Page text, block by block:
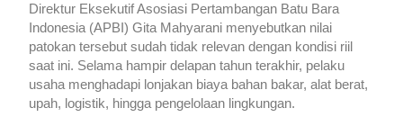
Direktur Eksekutif Asosiasi Pertambangan Batu Bara
Indonesia (APBI) Gita Mahyarani menyebutkan nilai
patokan tersebut sudah tidak relevan dengan kondisi riil
saat ini. Selama hampir delapan tahun terakhir, pelaku
usaha menghadapi lonjakan biaya bahan bakar, alat berat,
upah, logistik, hingga pengelolaan lingkungan.